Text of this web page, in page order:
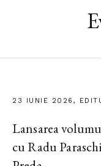
23 IUNIE 2026,
Lansarea
cu Radu